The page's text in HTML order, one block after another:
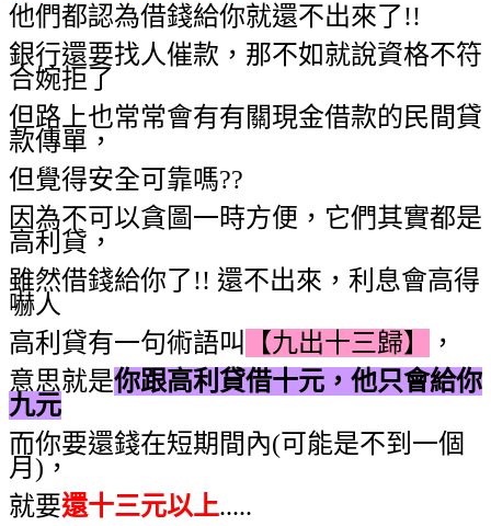
他們都認為借錢給你就還不出來了!!
銀行還要找人催款，那不如就說資格不符
合婉拒了
但路上也常常會有有關現金借款的民間貸
款傳單，
但覺得安全可靠嗎??
因為不可以貪圖一時方便，它們其實都是
高利貸，
雖然借錢給你了!! 還不出來，利息會高得
嚇人
高利貸有一句術語叫
【九出十三歸】
，
意思就是你跟高利貸借十元，他只會給你
九元
而你要還錢在短期間內(可能是不到一個
月)，
就要還十三元以上.....